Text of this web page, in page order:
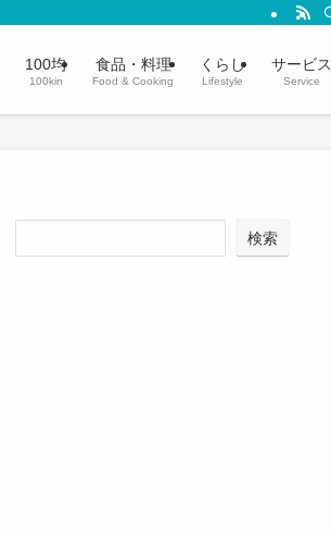
100均
100kin
食品・料理
Food & Cooking
くらし
Lifestyle
サービス
Service
検索